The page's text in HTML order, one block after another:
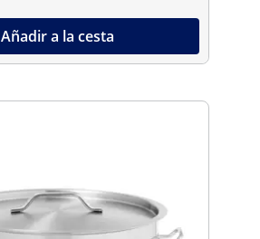
Añadir a la cesta